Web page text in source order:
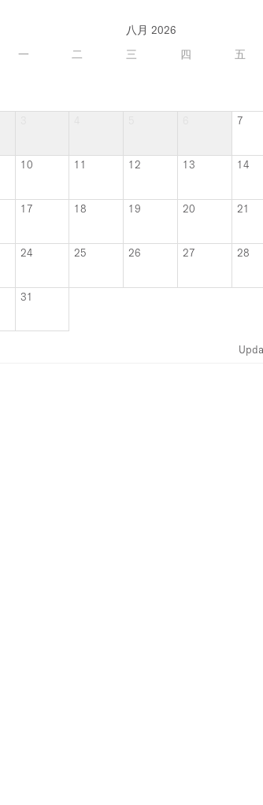
八月 2026
一 二 三 四 五
7
10 11 12 13 14
17 18 19 20 21
24 25 26 27 28
31